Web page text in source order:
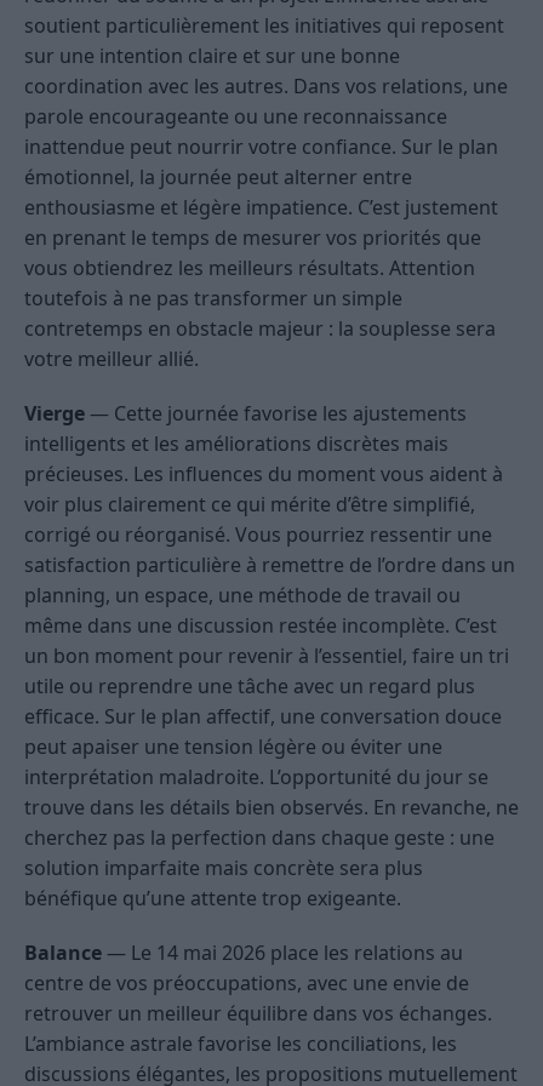
soutient particulièrement les initiatives qui reposent
sur une intention claire et sur une bonne
coordination avec les autres. Dans vos relations, une
parole encourageante ou une reconnaissance
inattendue peut nourrir votre confiance. Sur le plan
émotionnel, la journée peut alterner entre
enthousiasme et légère impatience. C’est justement
en prenant le temps de mesurer vos priorités que
vous obtiendrez les meilleurs résultats. Attention
toutefois à ne pas transformer un simple
contretemps en obstacle majeur : la souplesse sera
votre meilleur allié.
Vierge — Cette journée favorise les ajustements
intelligents et les améliorations discrètes mais
précieuses. Les influences du moment vous aident à
voir plus clairement ce qui mérite d’être simplifié,
corrigé ou réorganisé. Vous pourriez ressentir une
satisfaction particulière à remettre de l’ordre dans un
planning, un espace, une méthode de travail ou
même dans une discussion restée incomplète. C’est
un bon moment pour revenir à l’essentiel, faire un tri
utile ou reprendre une tâche avec un regard plus
efficace. Sur le plan affectif, une conversation douce
peut apaiser une tension légère ou éviter une
interprétation maladroite. L’opportunité du jour se
trouve dans les détails bien observés. En revanche, ne
cherchez pas la perfection dans chaque geste : une
solution imparfaite mais concrète sera plus
bénéfique qu’une attente trop exigeante.
Balance — Le 14 mai 2026 place les relations au
centre de vos préoccupations, avec une envie de
retrouver un meilleur équilibre dans vos échanges.
L’ambiance astrale favorise les conciliations, les
discussions élégantes, les propositions mutuellement